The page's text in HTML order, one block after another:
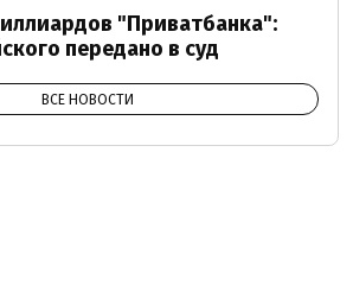
"Приватбанка":
передано в суд
ВСЕ НОВОСТИ